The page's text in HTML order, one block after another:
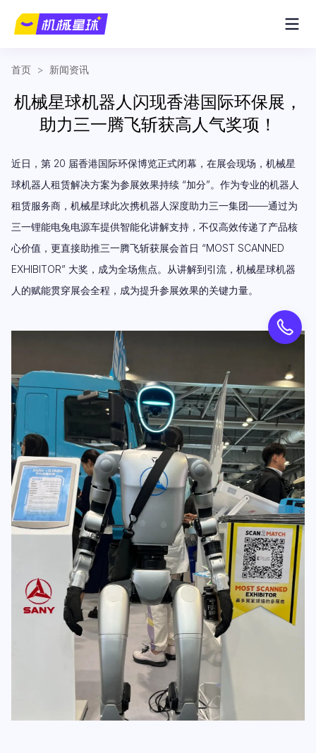
首页 > 新闻资讯
机械星球机器人闪现香港国际环保展，
助力三一腾飞斩获高人气奖项！
近日，第 20 届香港国际环保博览正式闭幕，在展会现场，机械星
球机器人租赁解决方案为参展效果持续 “加分”。作为专业的机器人
租赁服务商，机械星球此次携机器人深度助力三一集团——通过为
三一锂能电兔电源车提供智能化讲解支持，不仅高效传递了产品核
心价值，更直接助推三一腾飞斩获展会首日 “MOST SCANNED
EXHIBITOR” 大奖，成为全场焦点。从讲解到引流，机械星球机器
人的赋能贯穿展会全程，成为提升参展效果的关键力量。